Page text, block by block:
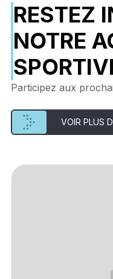
RESTEZ
NOTRE
Participez aux
VOIR PLUS